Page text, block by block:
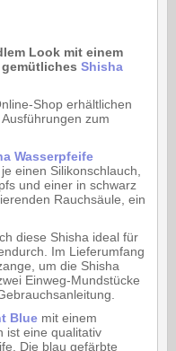
Look mit einem
Shisha
Shop erhältlichen
zum
Wasserpfeife
einen Silikonschlauch,
und einer in schwarz
Rauchsäule, ein
diese Shisha ideal für
Im Lieferumfang
um die Shisha
Einweg-Mundstücke
Bluemit einem
ist eine qualitativ
Die blau gefärbte